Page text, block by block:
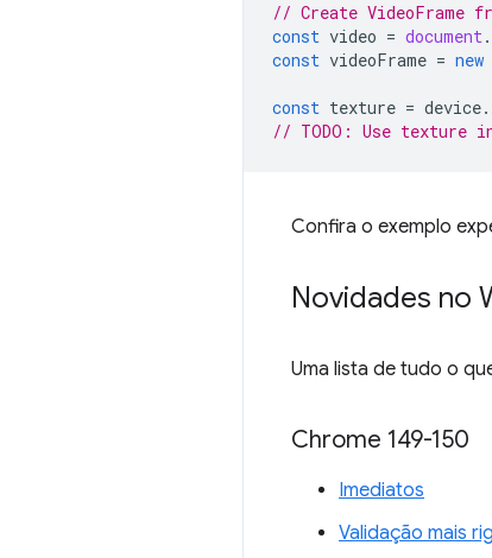
// Create VideoFrame
const video = document.
const videoFrame = new
const texture = device.
// TODO: Use texture
Confira o exemplo
Novidades no
Uma lista de tudo o
Chrome 149-150
Imediatos
Validação mais